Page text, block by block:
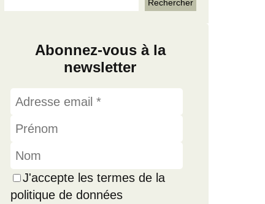
Abonnez-vous à la
newsletter
J'accepte les termes de la
politique de données